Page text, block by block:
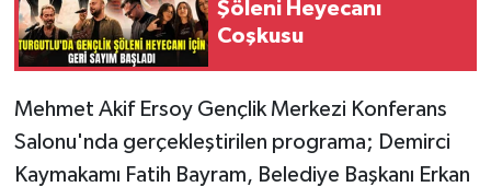
Şöleni Heyecanı
Coşkusu
Mehmet Akif Ersoy Gençlik Merkezi Konferans
Salonu'nda gerçekleştirilen programa; Demirci
Kaymakamı Fatih Bayram, Belediye Başkanı Erkan